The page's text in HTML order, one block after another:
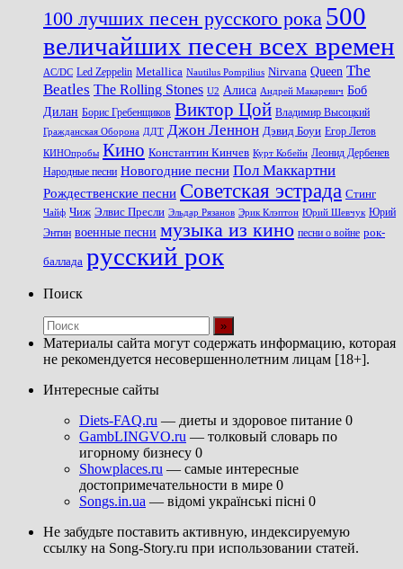
100 лучших песен русского рока 500
величайших песен всех времен
AC/DC Led Zeppelin Metallica Nautilus Pompilius Nirvana Queen The
Beatles The Rolling Stones U2 Алиса Андрей Макаревич Боб
Дилан Борис Гребенщиков Виктор Цой Владимир Высоцкий
Гражданская Оборона ДДТ Джон Леннон Дэвид Боуи Егор Летов
КИНОпробы Кино Константин Кинчев Курт Кобейн Леонид Дербенев
Народные песни Новогодние песни Пол Маккартни
Рождественские песни Советская эстрада Стинг
Чайф Чиж Элвис Пресли Эльдар Рязанов Эрик Клэптон Юрий Шевчук Юрий
Энтин военные песни музыка из кино песни о войне рок-
баллада русский рок
Поиск
Материалы сайта могут содержать информацию, которая
не рекомендуется несовершеннолетним лицам [18+].
Интересные сайты
Diets-FAQ.ru — диеты и здоровое питание 0
GambLINGVO.ru — толковый словарь по
игорному бизнесу 0
Showplaces.ru — самые интересные
достопримечательности в мире 0
Songs.in.ua — відомі українські пісні 0
Не забудьте поставить активную, индексируемую
ссылку на Song-Story.ru при использовании статей.